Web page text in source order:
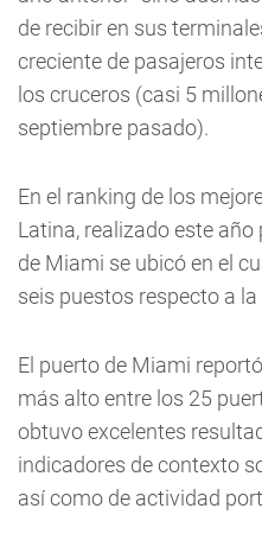
de recibir en sus
creciente de pasajeros
los cruceros (casi 5
septiembre pasado).
En el ranking de los
Latina, realizado este año
de Miami se ubicó en el
seis puestos respecto a
El puerto de Miami
más alto entre los 25
obtuvo excelentes
indicadores de contexto
así como de actividad